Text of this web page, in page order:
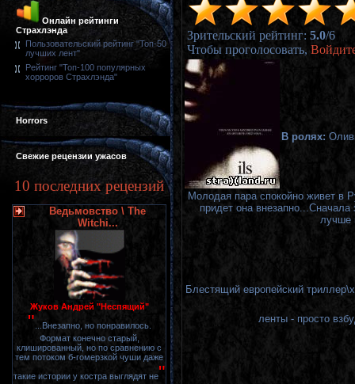
Онлайн рейтинги
Страхлэнда
Пользовательский рейтинг "Топ-50
лучших лент"
Рейтинг "Топ-100 популярных
хорроров Страхлэнда"
Horrors
Свежие рецензии ужасов
10 последних рецензий
Ведьмовство \ The
Witchi...
Жуков Андрей "Неспящий"
" ...Внезапно, но понравилось.
Формат конечно старый,
клишированный, но по сравнению с
тем потоком б-гомерзкой чуши даже
такие истории у костра выглядят не"
Зрительский рейтинг: 5.0/6
Чтобы проголосовать,
В ролях:
Молодая пара спокойно живет в
придет она
лучше
Блестящий европейский
ленты - просто